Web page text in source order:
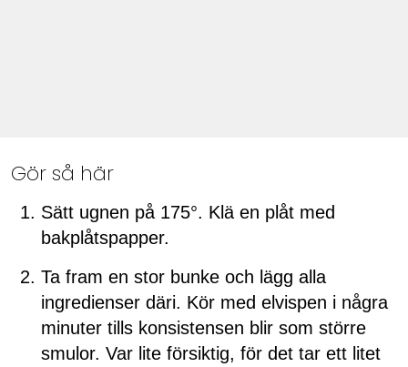
Gör så här
Sätt ugnen på 175°. Klä en plåt med
bakplåtspapper.
Ta fram en stor bunke och lägg alla
ingredienser däri. Kör med elvispen i några
minuter tills konsistensen blir som större
smulor. Var lite försiktig, för det tar ett litet